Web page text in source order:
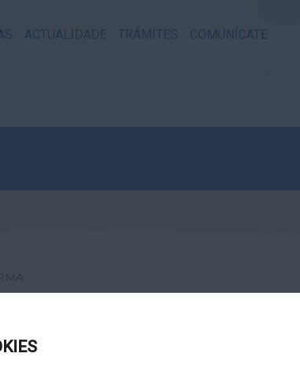
ACTUALIDADE TRÁMITES COMUNÍCATE